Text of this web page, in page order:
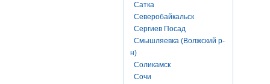
Сатка
Северобайкальск
Сергиев Посад
Смышляевка (Волжский р-
н)
Соликамск
Сочи